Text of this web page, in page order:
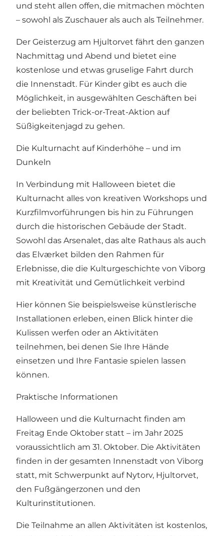
und steht allen offen, die mitmachen möchten
– sowohl als Zuschauer als auch als Teilnehmer.
Der Geisterzug am Hjultorvet fährt den ganzen
Nachmittag und Abend und bietet eine
kostenlose und etwas gruselige Fahrt durch
die Innenstadt. Für Kinder gibt es auch die
Möglichkeit, in ausgewählten Geschäften bei
der beliebten Trick-or-Treat-Aktion auf
Süßigkeitenjagd zu gehen.
Die Kulturnacht auf Kinderhöhe – und im
Dunkeln
In Verbindung mit Halloween bietet die
Kulturnacht alles von kreativen Workshops und
Kurzfilmvorführungen bis hin zu Führungen
durch die historischen Gebäude der Stadt.
Sowohl das Arsenalet, das alte Rathaus als auch
das Elværket bilden den Rahmen für
Erlebnisse, die die Kulturgeschichte von Viborg
mit Kreativität und Gemütlichkeit verbind
Hier können Sie beispielsweise künstlerische
Installationen erleben, einen Blick hinter die
Kulissen werfen oder an Aktivitäten
teilnehmen, bei denen Sie Ihre Hände
einsetzen und Ihre Fantasie spielen lassen
können.
Praktische Informationen
Halloween und die Kulturnacht finden am
Freitag Ende Oktober statt – im Jahr 2025
voraussichtlich am 31. Oktober. Die Aktivitäten
finden in der gesamten Innenstadt von Viborg
statt, mit Schwerpunkt auf Nytorv, Hjultorvet,
den Fußgängerzonen und den
Kulturinstitutionen.
Die Teilnahme an allen Aktivitäten ist kostenlos,